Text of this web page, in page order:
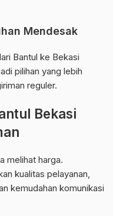
Mendesak
Bantul ke Bekasi
pilihan yang lebih
reguler.
Bekasi
melihat harga.
kualitas pelayanan,
kemudahan komunikasi